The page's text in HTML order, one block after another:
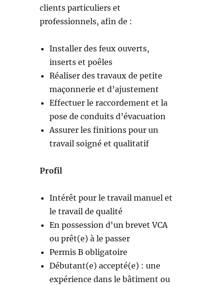
clients particuliers et
professionnels, afin de :
Installer des feux ouverts,
inserts et poêles
Réaliser des travaux de petite
maçonnerie et d’ajustement
Effectuer le raccordement et la
pose de conduits d’évacuation
Assurer les finitions pour un
travail soigné et qualitatif
Profil
Intérêt pour le travail manuel et
le travail de qualité
En possession d'un brevet VCA
ou prêt(e) à le passer
Permis B obligatoire
Débutant(e) accepté(e) : une
expérience dans le bâtiment ou